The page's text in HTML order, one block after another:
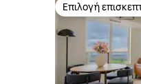
Επιλογή
Επιλογή